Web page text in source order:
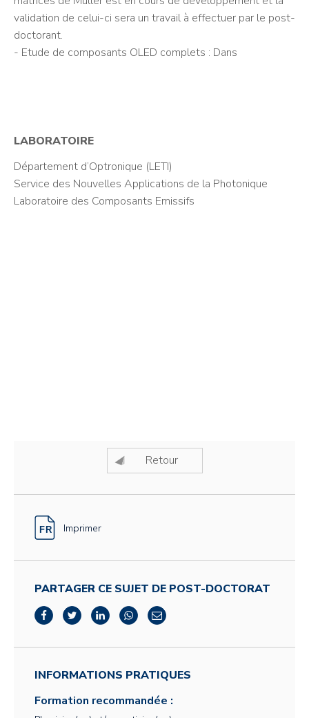
validation de celui-ci sera un travail à effectuer par le post-
doctorant.
- Etude de composants OLED complets : Dans
LABORATOIRE
Département d’Optronique (LETI)
Service des Nouvelles Applications de la Photonique
Laboratoire des Composants Emissifs
Retour
Imprimer
PARTAGER CE SUJET DE POST-DOCTORAT
INFORMATIONS PRATIQUES
Formation recommandée :